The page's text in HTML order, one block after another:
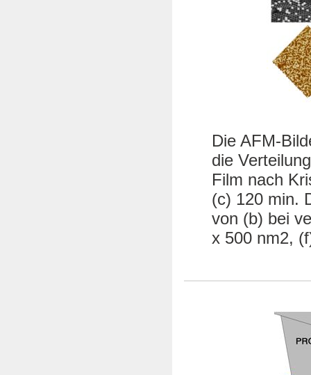
Die AFM-
die
Film nach
(c) 120 min.
von (b) bei
x 500 nm2,